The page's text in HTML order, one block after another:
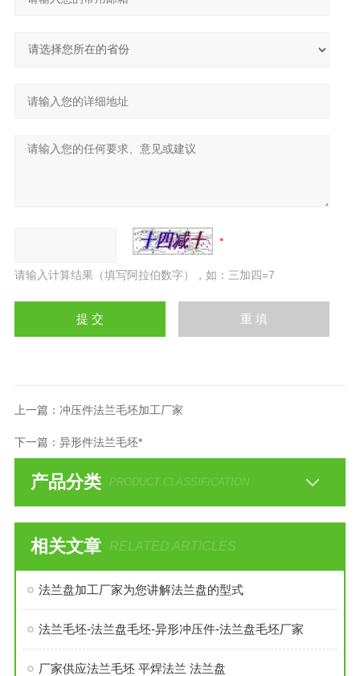
请输入计算结果（填写阿拉伯数字），如：三加四=7
上一篇： 冲压件法兰毛坯加工厂家
下一篇： 异形件法兰毛坯*
产品分类 PRODUCT CLASSIFICATION
相关文章 RELATED ARTICLES
法兰盘加工厂家为您讲解法兰盘的型式
法兰毛坯-法兰盘毛坯-异形冲压件-法兰盘毛坯厂家
厂家供应法兰毛坯 平焊法兰 法兰盘